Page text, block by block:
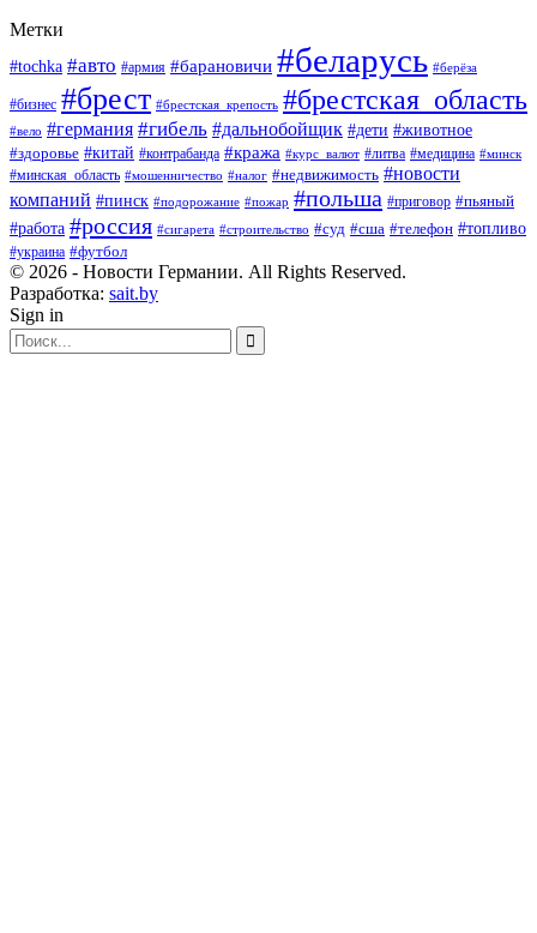
Метки
#tochka #авто #армия #барановичи #беларусь #берёза
#бизнес #брест #брестская_крепость #брестская_область
#вело #германия #гибель #дальнобойщик #дети #животное
#здоровье #китай #контрабанда #кража #курс_валют #литва #медицина #минск
#минская_область #мошенничество #налог #недвижимость #новости
компаний #пинск #подорожание #пожар #польша #приговор #пьяный
#работа #россия #сигарета #строительство #суд #сша #телефон #топливо
#украина #футбол
© 2026 - Новости Германии. All Rights Reserved.
Разработка: sait.by
Sign in